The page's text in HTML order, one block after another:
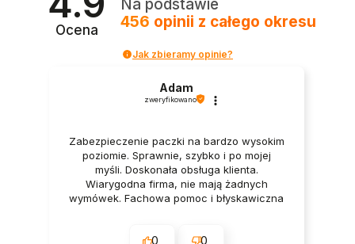
Ocena
Na podstawie
456 opinii z całego okresu
Jak zbieramy opinie?
Adam
zweryfikowano
Zabezpieczenie paczki na bardzo wysokim
poziomie. Sprawnie, szybko i po mojej
myśli. Doskonała obsługa klienta.
Wiarygodna firma, nie mają żadnych
wymówek. Fachowa pomoc i błyskawiczna
0 0